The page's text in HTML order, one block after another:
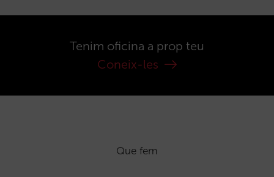
Tenim oficina a prop teu
Coneix-les
Que fem